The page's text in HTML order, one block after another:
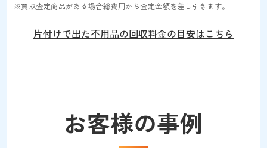
※買取査定商品がある場合総費用から査定金額を差し引きます。
片付けで出た不用品の回収料金の目安はこちら
お客様の事例